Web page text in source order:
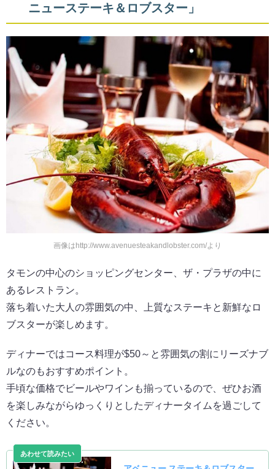
ニューステーキ＆ロブスター」
画像はhttp://www.avenuesteakandlobster.com/より
タモンの中心のショッピングセンター、ザ・プラザの中に
あるレストラン。
落ち着いた大人の雰囲気の中、上質なステーキと新鮮なロ
ブスターが楽しめます。
ディナーではコース料理が$50～と雰囲気の割にリーズナブ
ルなのもおすすめポイント。
手頃な価格でビールやワインも揃っているので、ぜひお酒
を楽しみながらゆっくりとしたディナータイムを過ごして
ください。